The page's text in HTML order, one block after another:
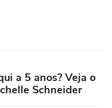
a 5 anos? Veja o
Schneider